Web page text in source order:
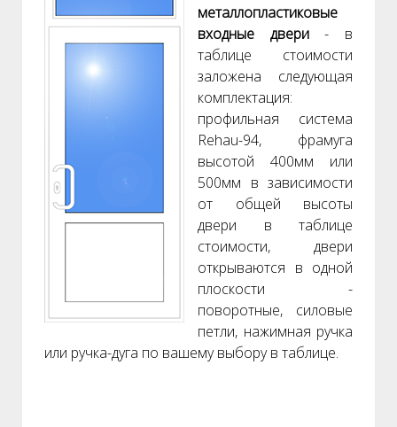
металлопластиковые
входные двери- в
таблице стоимости
заложена следующая
комплектация:
профильная система
Rehau-94, фрамуга
высотой 400мм или
500мм в зависимости
от общей высоты
двери в таблице
стоимости, двери
открываются в одной
плоскости -
поворотные, силовые
петли, нажимная ручка
или ручка-дуга по вашему выбору в таблице.